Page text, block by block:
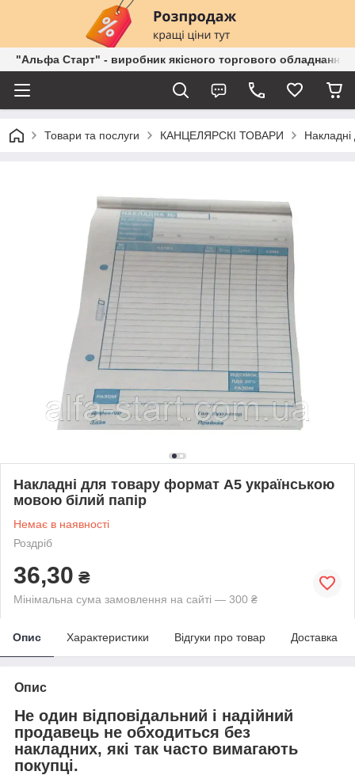
"Альфа Старт" - виробник якісного торгового обладнання
Товари та послуги КАНЦЕЛЯРСКІ ТОВАРИ
Накладні для товару формат А5 українською
мовою білий папір
Немає в наявності
Роздріб
36,30 ₴
Мінімальна сума замовлення на сайті — 300 ₴
Опис Характеристики Відгуки про товар Доставка
Опис
Не один відповідальний і надійний
продавець не обходиться без
накладних, які так часто вимагають
покупці.